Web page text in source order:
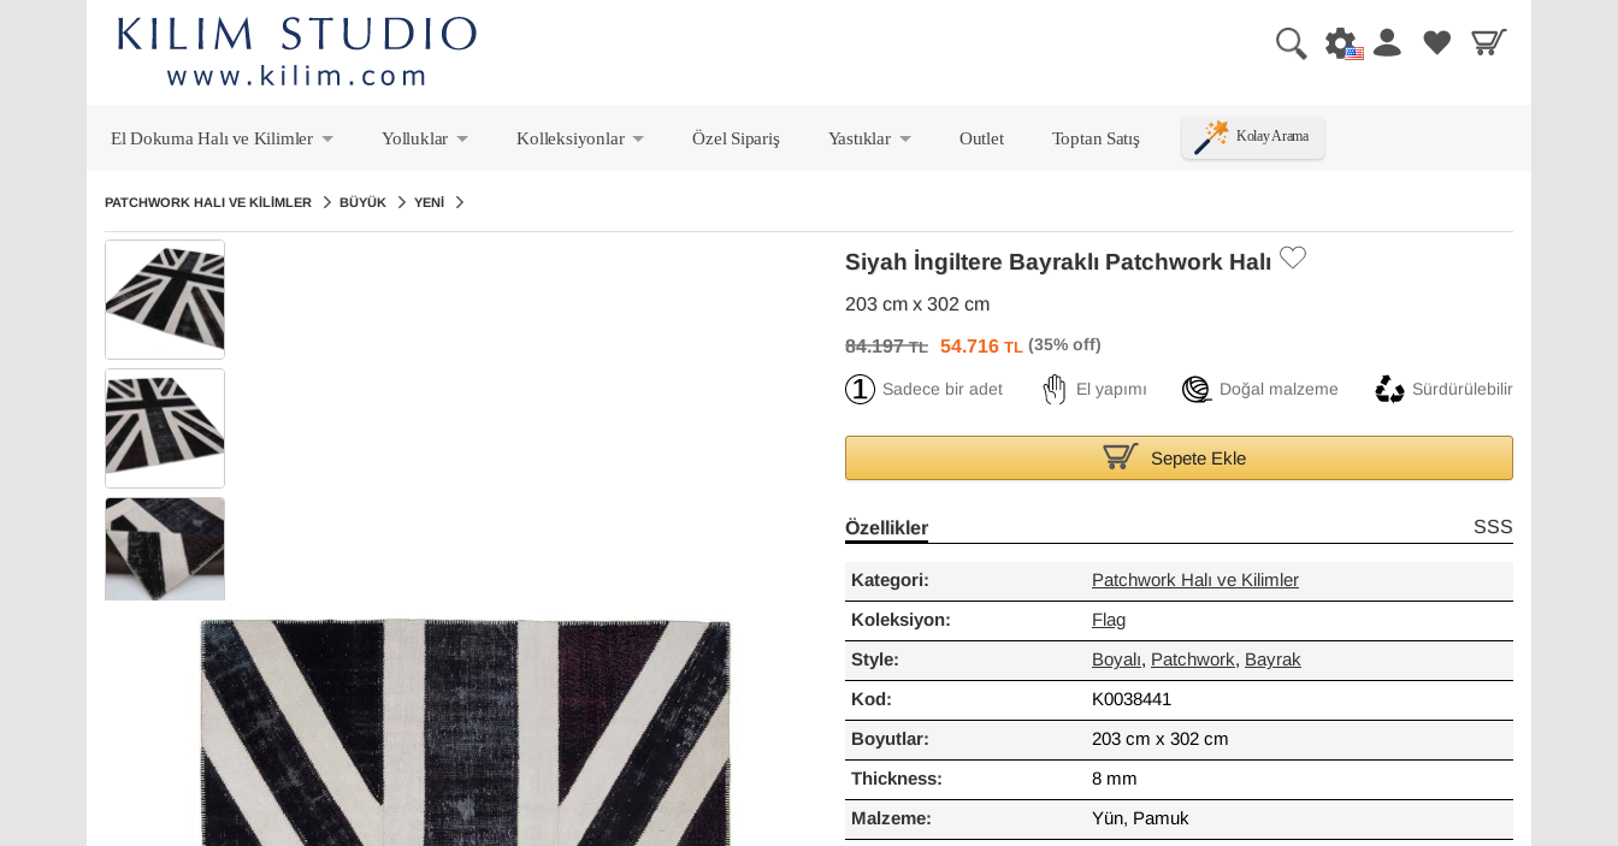
El Dokuma Halı ve Kilimler
Yolluklar
Kolleksiyonlar
Özel Sipariş
Yastıklar Outlet Toptan Satış Kolay Arama
PATCHWORK HALI VE KILIMLER BÜYÜK YENI
Siyah İngiltere Bayraklı Patchwork Halı
203 cm x 302 cm
84.197TL 54.716 TL
Sadece bir adet El yapımı Doğal malzeme Sürdürülebilir
Sepete Ekle
Özellikler SSS
Kategori: Patchwork Halı ve Kilimler
Koleksiyon: Flag
Style: Boyalı, Patchwork, Bayrak
Kod: K0038441
Boyutlar: 203 cm x 302 cm
Thickness: 8 mm
Malzeme: Yün, Pamuk